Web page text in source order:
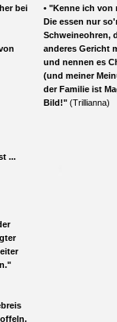
bei
...
• "Kenne ich von
Die essen nur
Schweineohren,
anderes Gericht
und nennen es
(und meiner
der Familie ist
Bild!" (Trillianna)